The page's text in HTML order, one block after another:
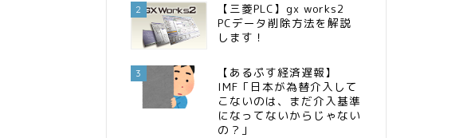
2
【三菱PLC】gx works2
PCデータ削除方法を解説
します！
3
【あるぷす経済遅報】
IMF「日本が為替介入して
こないのは、まだ介入基準
になってないからじゃない
の？」